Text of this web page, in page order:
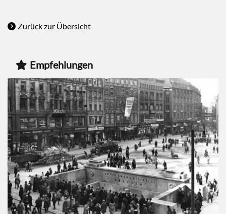
Zurück zur Übersicht
Empfehlungen